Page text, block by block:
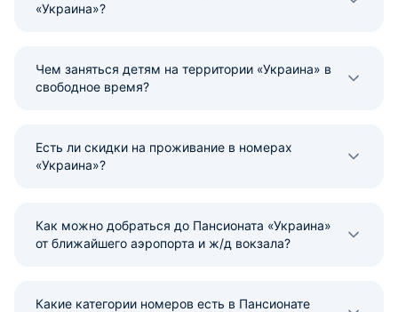
«Украина»?
Чем заняться детям на территории «Украина» в
свободное время?
Есть ли скидки на проживание в номерах
«Украина»?
Как можно добраться до Пансионата «Украина»
от ближайшего аэропорта и ж/д вокзала?
Какие категории номеров есть в Пансионате